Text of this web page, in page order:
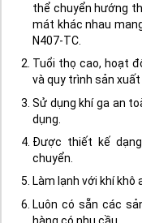
thể chuyển hướng
mát khác nhau
N407-TC.
Tuổi thọ cao, hoạt
và quy trình sản
Sử dụng khí ga an
dụng.
Được thiết kế
chuyển.
Làm lạnh với khí
Luôn có sẵn các